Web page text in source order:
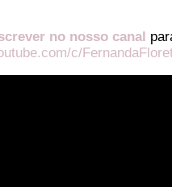
no nosso canal
c/